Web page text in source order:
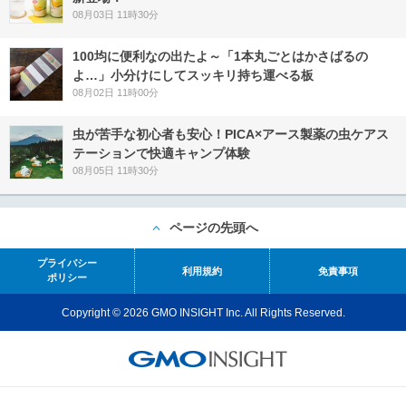
08月03日 11時30分
100均に便利なの出たよ～「1本丸ごとはかさばるの
よ…」小分けにしてスッキリ持ち運べる板
08月02日 11時00分
虫が苦手な初心者も安心！PICA×アース製薬の虫ケアス
テーションで快適キャンプ体験
08月05日 11時30分
ページの先頭へ
プライバシー
ポリシー
利用規約 免責事項
Copyright © 2026 GMO INSIGHT Inc. All Rights Reserved.